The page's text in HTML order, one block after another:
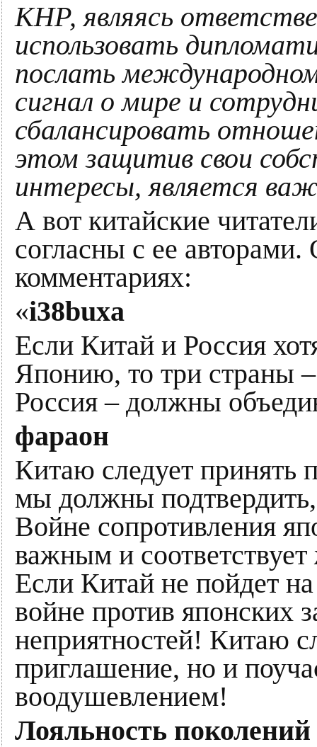
КНР, являясь
использовать
послать
сигнал о мире и
сбалансировать
этом защитив свои
интересы, является
А вот китайские
согласны с ее
комментариях:
«i38buxa
Если Китай и Россия
Японию, то три страны
Россия – должны
фараон
Китаю следует принять
мы должны
Войне сопротивления
важным и
Если Китай не пойдет
войне против японских
неприятностей! Китаю
приглашение, но и
воодушевлением!
Лояльность поколений